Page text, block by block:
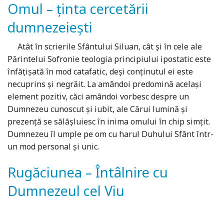
Omul – ținta cercetării
dumnezeiești
Atât în scrierile Sfântului Siluan, cât și în cele ale
Părintelui Sofronie teologia principiului ipostatic este
înfățișată în mod catafatic, deși conținutul ei este
necuprins și negrăit. La amândoi predomină același
element pozitiv, căci amândoi vorbesc despre un
Dumnezeu cunoscut și iubit, ale Cărui lumină și
prezență se sălășluiesc în inima omului în chip simțit.
Dumnezeu îl umple pe om cu harul Duhului Sfânt într-
un mod personal și unic.
Rugăciunea – Întâlnire cu
Dumnezeul cel Viu